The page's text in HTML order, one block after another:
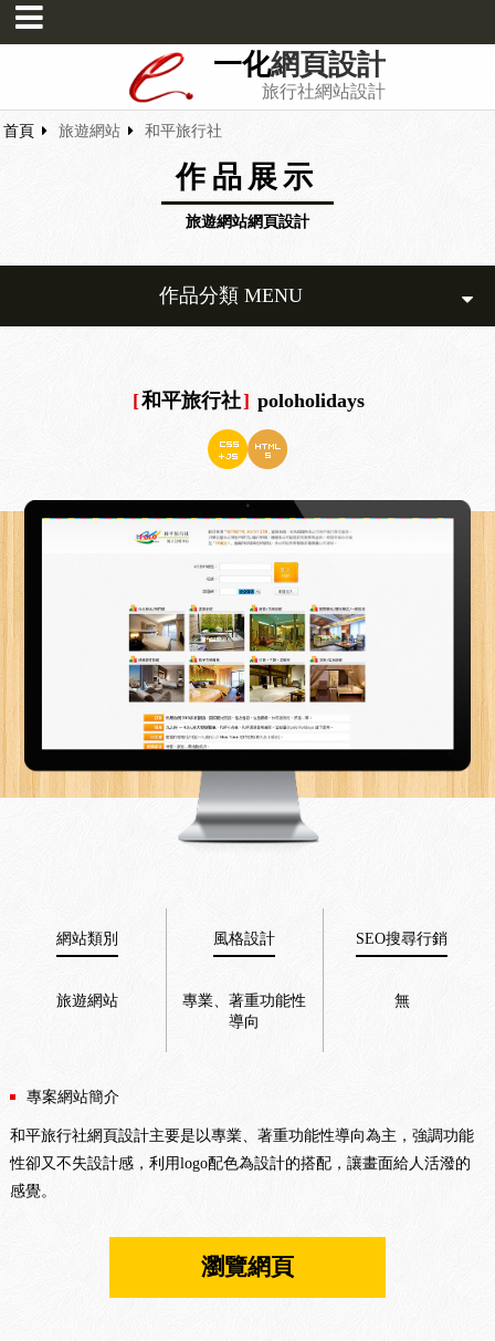
一化網頁設計
旅行社網站設計
首頁 旅遊網站 和平旅行社
作品展示
旅遊網站網頁設計
作品分類 MENU
[和平旅行社] poloholidays
網站類別
旅遊網站
風格設計
專業、著重功能性
導向
SEO搜尋行銷
無
專案網站簡介
和平旅行社網頁設計主要是以專業、著重功能性導向為主，強調功能
性卻又不失設計感，利用logo配色為設計的搭配，讓畫面給人活潑的
感覺。
瀏覽網頁